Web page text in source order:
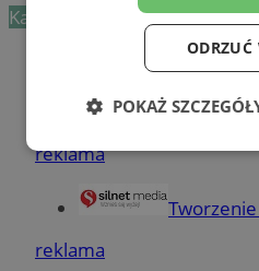
Kategoria nie zawiera
Pozostałe firmy w
reklama
reklama
ODRZUĆ
POKAŻ
Niezbędne